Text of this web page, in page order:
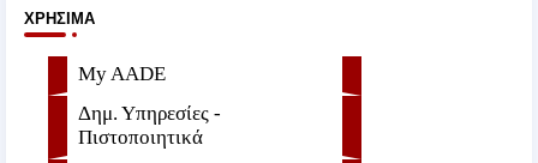
ΧΡΉΣΙΜΑ
My AADE
Δημ. Υπηρεσίες -
Πιστοποιητικά